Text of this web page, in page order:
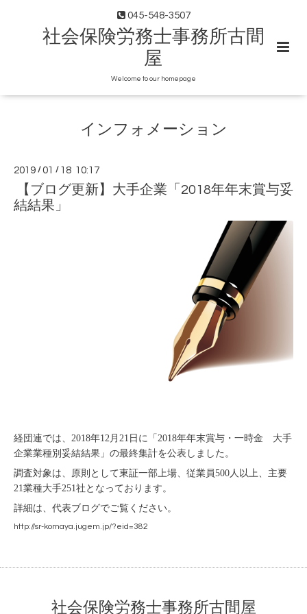
045-548-3507
社会保険労務士事務所古間
屋
Welcome to our homepage
インフォメーション
2019 /01 / 18 10:17
【ブログ更新】大手企業「2018年年末賞与妥
結結果」
経団連では、2018年12月21日に「2018年年末賞与・一時金 大手
企業業種別妥結結果」の最終集計を公表しました。
調査対象は、原則として東証一部上場、従業員500人以上、主要
21業種大手251社となっております。
詳細は、代表ブログでご覧ください。
http://sr-komaya.jugem.jp/?eid=382
社会保険労務士事務所古間屋